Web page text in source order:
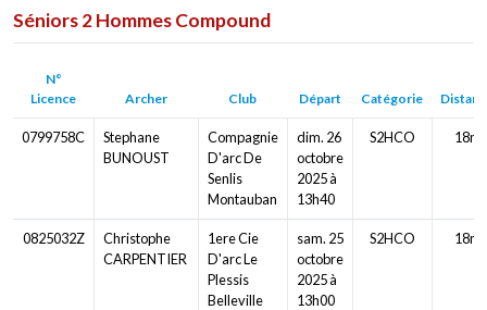
Séniors 2 Hommes Compound
N°
Licence
Archer Club Départ Catégorie
0799758C
Stephane
BUNOUST
Compagnie
D'arc De
Senlis
Montauban
dim. 26
octobre
2025 à
13h40
S2HCO 18m
0825032Z
Christophe
CARPENTIER
1ere Cie
D'arc Le
Plessis
Belleville
sam. 25
octobre
2025 à
13h00
S2HCO 18m